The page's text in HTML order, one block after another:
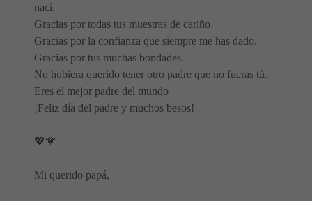
nací.
Gracias por todas tus muestras de cariño.
Gracias por la confianza que siempre me has dado.
Gracias por tus muchas bondades.
No hubiera querido tener otro padre que no fueras tú.
Eres el mejor padre del mundo
¡Feliz día del padre y muchos besos!
💖💗
Mi querido papá,